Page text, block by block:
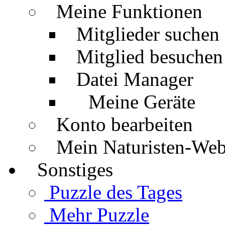
Meine Funktionen
Mitglieder suchen
Mitglied besuchen
Datei Manager
Meine Geräte
Konto bearbeiten
Mein Naturisten-
Sonstiges
Puzzle des Tages
Mehr Puzzle